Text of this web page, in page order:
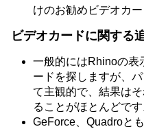
けのお勧めビデオカー
ビデオカードに関する
一般的にはRhinoの表
ードを探しますが、
て主観的で、結果は
ることがほとんどです
GeForce、Quadroと